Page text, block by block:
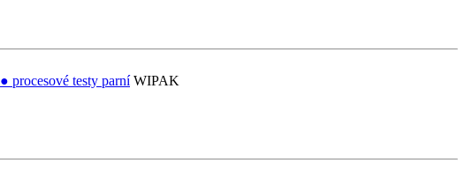
● procesové testy parní WIPAK